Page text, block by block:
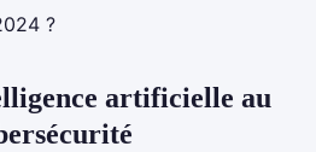
?
artificielle au